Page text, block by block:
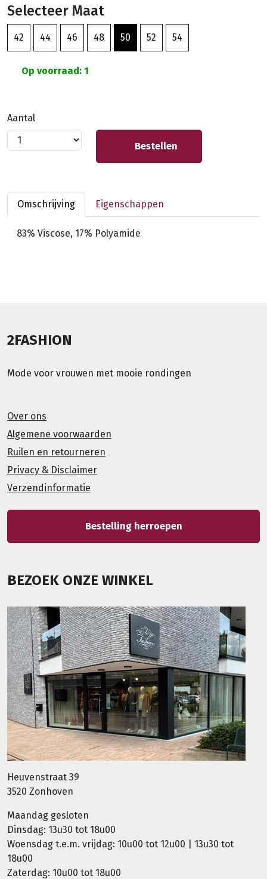
Selecteer Maat
42 44 46 48 50 52 54
Op voorraad: 1
Aantal
Bestellen
Omschrijving Eigenschappen
83% Viscose, 17% Polyamide
2FASHION
Mode voor vrouwen met mooie rondingen
Over ons
Algemene voorwaarden
Ruilen en retourneren
Privacy & Disclaimer
Verzendinformatie
Bestelling herroepen
BEZOEK ONZE WINKEL
Heuvenstraat 39
3520 Zonhoven
Maandag gesloten
Dinsdag: 13u30 tot 18u00
Woensdag t.e.m. vrijdag: 10u00 tot 12u00 | 13u30 tot
18u00
Zaterdag: 10u00 tot 18u00